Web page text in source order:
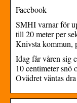
Facebook
SMHI varnar för
till 20 meter per
Knivsta kommun,
Idag får våren sig
10 centimeter snö
Ovädret väntas